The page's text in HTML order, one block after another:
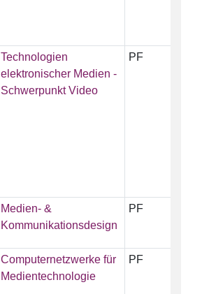
Technologien
elektronischer Medien -
Schwerpunkt Video
PF
Medien- &
Kommunikationsdesign
PF
Computernetzwerke für
Medientechnologie
PF